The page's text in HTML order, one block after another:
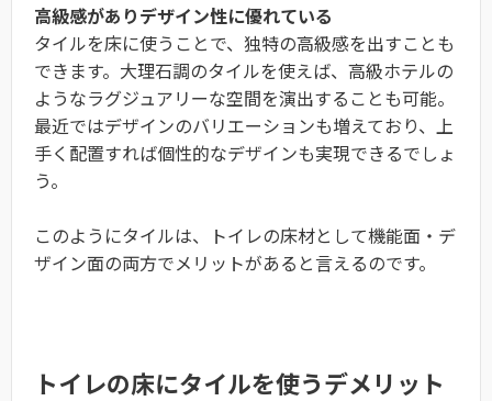
高級感がありデザイン性に優れている
タイルを床に使うことで、独特の高級感を出すことも
できます。大理石調のタイルを使えば、高級ホテルの
ようなラグジュアリーな空間を演出することも可能。
最近ではデザインのバリエーションも増えており、上
手く配置すれば個性的なデザインも実現できるでしょ
う。
このようにタイルは、トイレの床材として機能面・デ
ザイン面の両方でメリットがあると言えるのです。
トイレの床にタイルを使うデメリット